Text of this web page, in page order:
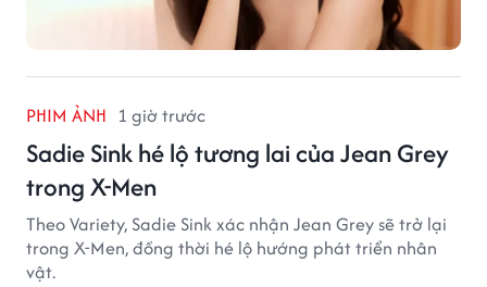
PHIM ẢNH 1 giờ trước
Sadie Sink hé lộ tương lai của Jean Grey
trong X-Men
Theo Variety, Sadie Sink xác nhận Jean Grey sẽ trở lại
trong X-Men, đồng thời hé lộ hướng phát triển nhân
vật.